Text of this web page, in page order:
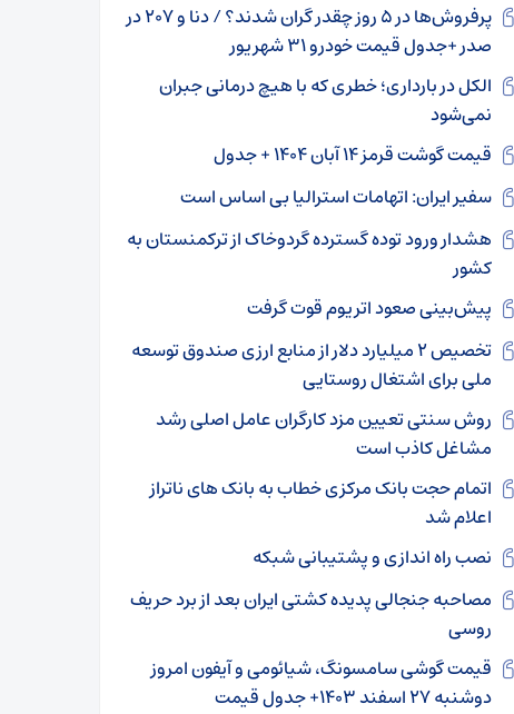
پرفروش‌ها در ۵ روز چقدر گران شدند؟ / دنا و ۲۰۷ در
صدر +جدول قیمت خودرو ۳۱ شهریور
الکل در بارداری؛ خطری که با هیچ درمانی جبران
نمی‌شود
قیمت گوشت قرمز ۱۴ آبان ۱۴۰۴ + جدول
سفیر ایران: اتهامات استرالیا بی اساس است
هشدار ورود توده گسترده گردوخاک از ترکمنستان به
کشور
پیش‌بینی‌ صعود اتریوم قوت گرفت
تخصیص ۲ میلیارد دلار از منابع ارزی صندوق توسعه
ملی برای اشتغال روستایی
روش سنتی تعیین مزد کارگران عامل اصلی رشد
مشاغل کاذب است
اتمام حجت بانک مرکزی خطاب به بانک های ناتراز
اعلام شد
نصب راه اندازی و پشتیبانی شبکه
مصاحبه جنجالی پدیده کشتی ایران بعد از برد حریف
روسی
قیمت گوشی سامسونگ، شیائومی و آیفون امروز
دوشنبه ۲۷ اسفند ۱۴۰۳+ جدول قیمت